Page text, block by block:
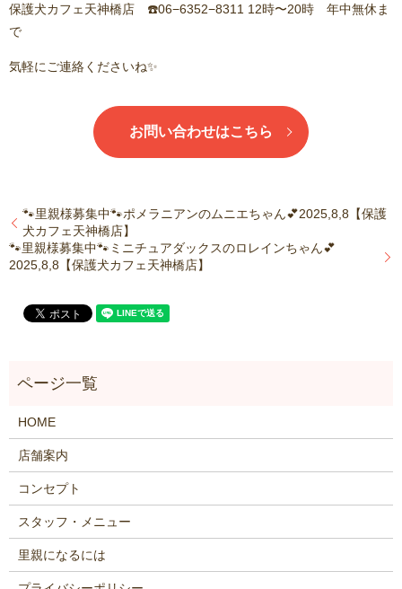
保護犬カフェ天神橋店 ☎️06−6352−8311 12時〜20時 年中無休ま
で
気軽にご連絡くださいね✨
お問い合わせはこちら
🐾里親様募集中🐾ポメラニアンのムニエちゃん💕2025,8,8【保護
犬カフェ天神橋店】
🐾里親様募集中🐾ミニチュアダックスのロレインちゃん💕
2025,8,8【保護犬カフェ天神橋店】
HOME
店舗案内
コンセプト
スタッフ・メニュー
里親になるには